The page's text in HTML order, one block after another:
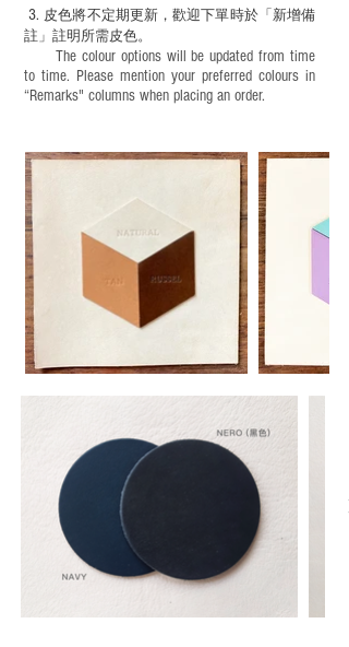
3. 皮色將不定期更新，歡迎下單時於「新增備
註」註明 所需皮色。
The colour options will be updated from time
to time. Please mention your preferred colours in
“Remarks" columns when placing an order.